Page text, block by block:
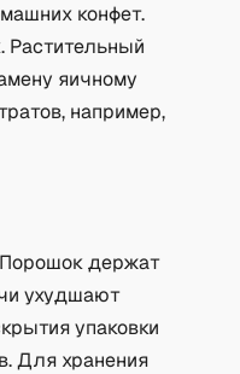
конфет.
Растительный
яичному
например,
Порошок держат
ухудшают
упаковки
Для хранения